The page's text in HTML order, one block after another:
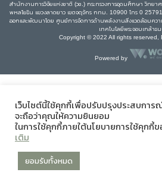
สำนักงานการวิจัยแห่งชาติ (วช.) กระทรวงการอุดมศึกษา วิทยา
พหลโยธิน แขวงลาดยาว เขตจตุจักร กทม. 10900 โทร 0
ออกและพัฒนาโดย ศูนย์การจัดการด้านพลังงานสิ่งแวดล้อมคว
เทคโนโลยีพระจอมเกล้าธ
Copyright © 2022 All rights reserved,
Powered by
เว็บไซต์นี้ใช้คุกกี้เพื่อปรับปรุงประสบการ
จะถือว่าคุณให้ความยินยอม
ในการใช้คุกกี้ภายใต้นโยบายการใช้คุกกี้ข
เติม
ยอมรับทั้งหมด